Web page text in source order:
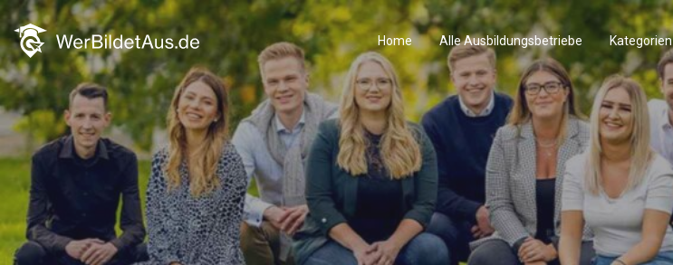
Home Alle Ausbildungsbetriebe Kategorien